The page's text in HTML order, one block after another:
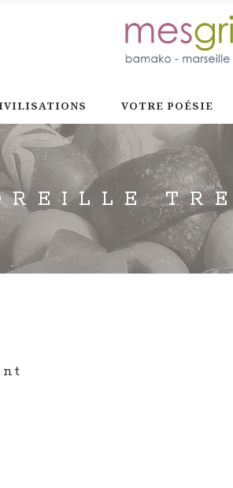
VOTRE POÉSIE